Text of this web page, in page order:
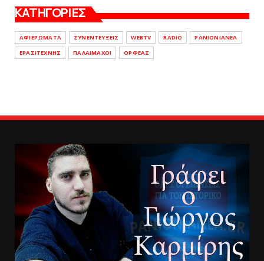
ΚΑΤΗΓΟΡΙΕΣ
ΑΦΙΕΡΩΜΑΤΑ ΣΥΝΕΝΤΕΥΞΕΙΣ WEBTV RADIO
PANIONIANEA
ΕΡΑΣΙΤΕΧΝΗΣ
ΠΑΛΑΙΜΑΧΟΙ ΟΡΦΕΑΣ